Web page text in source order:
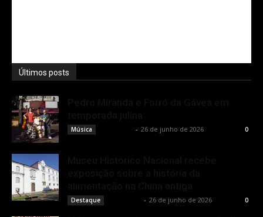
Últimos posts
Música - 26 de junho de 2026 0
Destaque - 26 de junho de 2026 0